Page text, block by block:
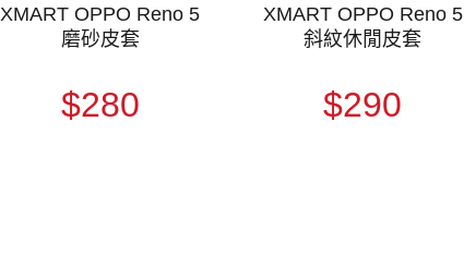
XMART OPPO Reno 5
磨砂皮套
$280
XMART OPPO Reno 5
斜紋休閒皮套
$290